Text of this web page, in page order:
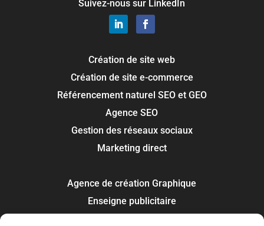
Suivez-nous sur LinkedIn
Création de site web
Création de site e-commerce
Référencement naturel SEO et GEO
Agence SEO
Gestion des réseaux sociaux
Marketing direct
Agence de création Graphique
Enseigne publicitaire